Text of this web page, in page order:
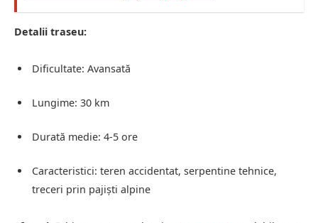
Detalii traseu:
Dificultate: Avansată
Lungime: 30 km
Durată medie: 4-5 ore
Caracteristici: teren accidentat, serpentine tehnice,
treceri prin pajiști alpine